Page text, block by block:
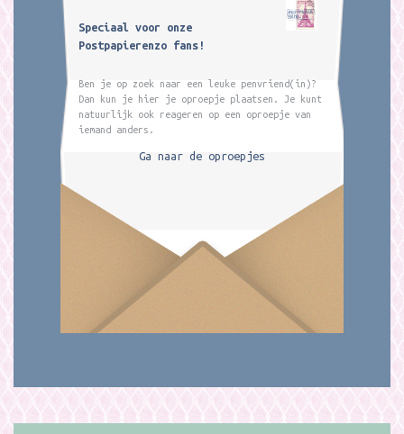
Speciaal voor onze
Postpapierenzo fans!
Ben je op zoek naar een leuke penvriend(in)?
Dan kun je hier je oproepje plaatsen. Je kunt
natuurlijk ook reageren op een oproepje van
iemand anders.
Ga naar de oproepjes